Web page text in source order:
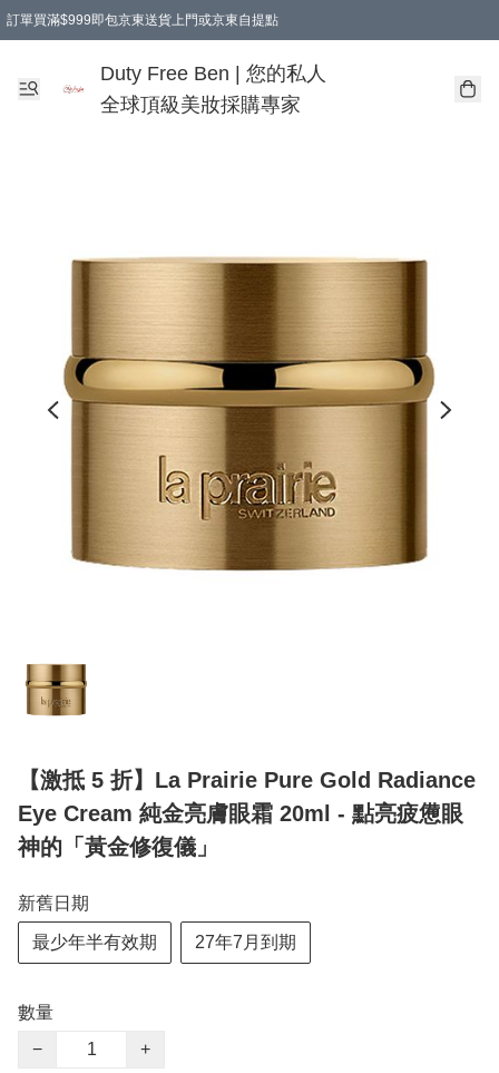
訂單買滿$999即包京東送貨上門或京東自提點
Duty Free Ben | 您的私人
全球頂級美妝採購專家
【激抵 5 折】La Prairie Pure Gold Radiance
Eye Cream 純金亮膚眼霜 20ml - 點亮疲憊眼
神的「黃金修復儀」
新舊日期
最少年半有效期 27年7月到期
數量
−
+